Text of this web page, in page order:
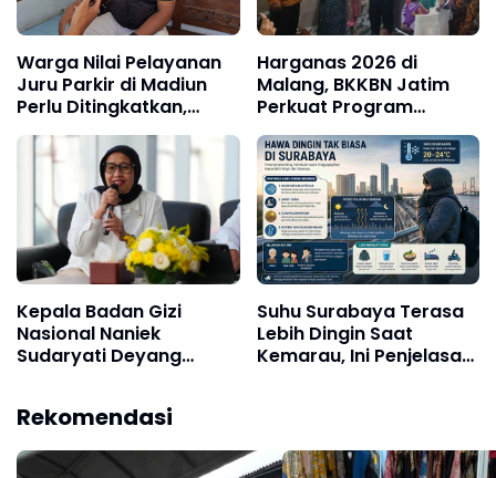
Warga Nilai Pelayanan
Juru Parkir di Madiun
Perlu Ditingkatkan,
Utamakan Kenyamanan
Harganas 2026 di
Malang, BKKBN Jatim
Perkuat Program
GENTING dan
Percepatan Penurunan
Stunting
Kepala Badan Gizi
Nasional Naniek
Sudaryati Deyang
Suhu Surabaya Terasa
Lebih Dingin Saat
Kemarau, Ini Penjelasan
Rekomendasi